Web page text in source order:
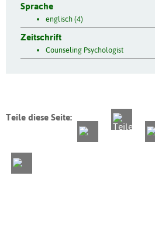
Sprache
englisch (4)
Zeitschrift
Counseling Psychologist
Teile diese Seite: